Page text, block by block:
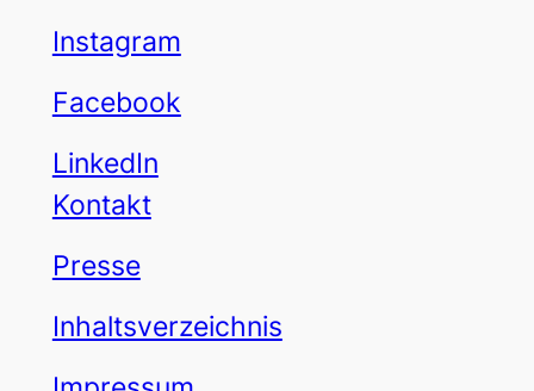
Instagram
Facebook
LinkedIn
Kontakt
Presse
Inhaltsverzeichnis